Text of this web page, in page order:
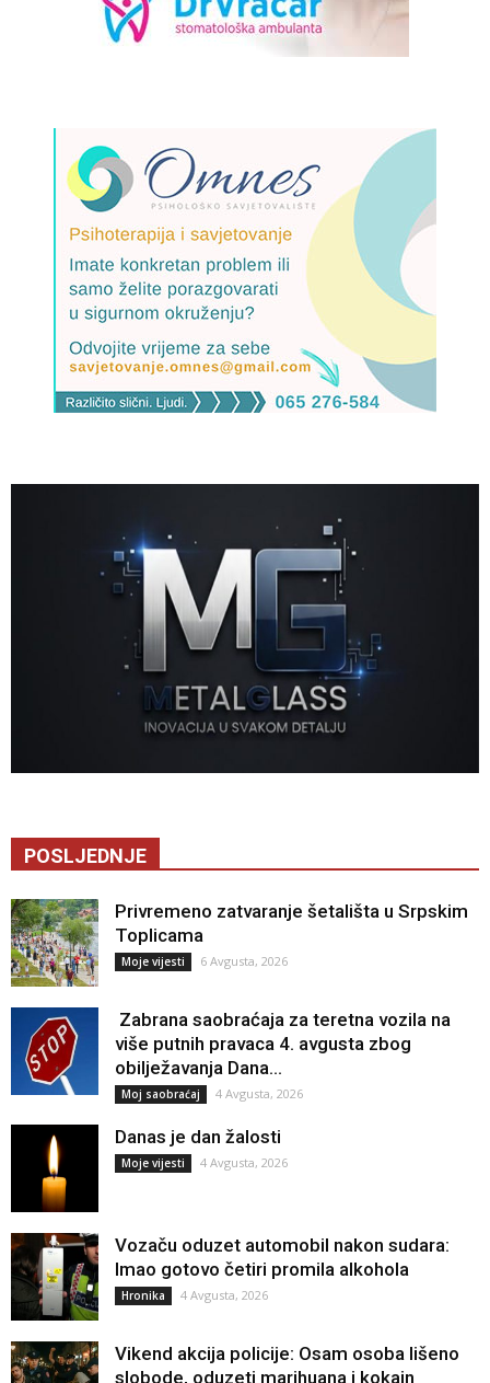
POSLJEDNJE
Privremeno zatvaranje šetališta u Srpskim
Toplicama
Moje vijesti 6 Avgusta, 2026
Zabrana saobraćaja za teretna vozila na
više putnih pravaca 4. avgusta zbog
obilježavanja Dana...
Moj saobraćaj 4 Avgusta, 2026
Danas je dan žalosti
Moje vijesti 4 Avgusta, 2026
Vozaču oduzet automobil nakon sudara:
Imao gotovo četiri promila alkohola
Hronika 4 Avgusta, 2026
Vikend akcija policije: Osam osoba lišeno
slobode, oduzeti marihuana i kokain